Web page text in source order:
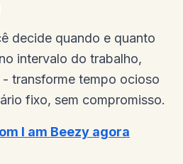
decide quando e quanto
intervalo do trabalho,
transforme tempo ocioso
fixo, sem compromisso.
I am Beezy agora